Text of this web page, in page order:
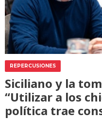
REPERCUSIONES
Siciliano y la
“Utilizar a los
política trae